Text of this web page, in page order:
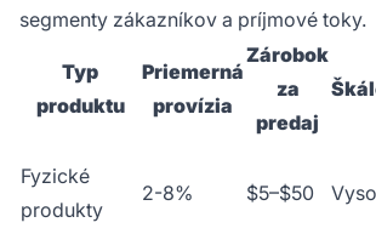
segmenty zákazníkov a príjmové toky.
Typ
produktu
Priemerná
provízia
Zárobok
za
predaj
Fyzické
produkty
2-8% $5–$50